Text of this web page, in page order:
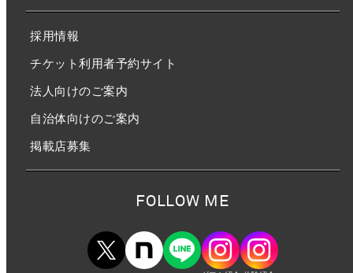
採用情報
チケット利用者予約サイト
法人向けのご案内
自治体向けのご案内
掲載店募集
FOLLOW ME